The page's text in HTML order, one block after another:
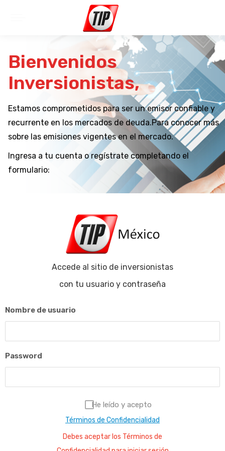
Bienvenidos
Inversionistas,
Estamos comprometidos para ser un emisor confiable y
recurrente en los mercados de deuda.Para conocer más
sobre las emisiones vigentes en el mercado.
Ingresa a tu cuenta o regístrate completando el
formulario:
Accede al sitio de inversionistas
con tu usuario y contraseña
Nombre de usuario
Password
He leído y acepto
Términos de Confidencialidad
Debes aceptar los Términos de